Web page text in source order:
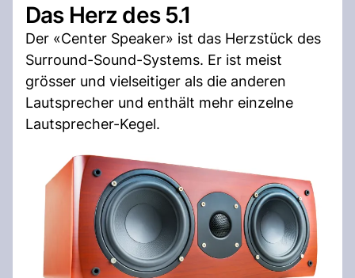
Das Herz des 5.1
Der «Center Speaker» ist das Herzstück des
Surround-Sound-Systems. Er ist meist
grösser und vielseitiger als die anderen
Lautsprecher und enthält mehr einzelne
Lautsprecher-Kegel.